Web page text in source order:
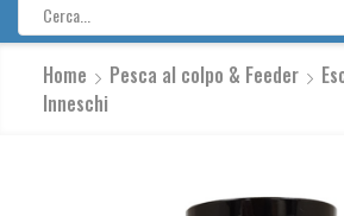
input
Home Pesca al colpo & Feeder
Inneschi